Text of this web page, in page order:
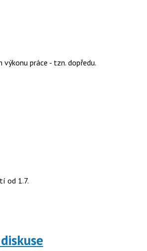
práce - tzn. dopředu.
od 1.7.